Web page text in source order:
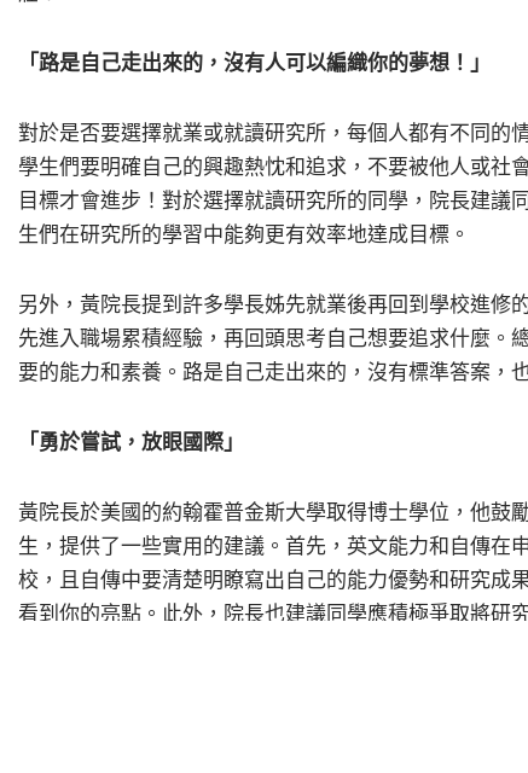
「路是自己走出來的，沒有人可以編織你的夢想！」
對於是否要選擇就業或就讀研究所，每個人都有不同的
學生們要明確自己的興趣熱忱和追求，不要被他人或社
目標才會進步！對於選擇就讀研究所的同學，院長建
生們在研究所的學習中能夠更有效率地達成目標。
另外，黃院長提到許多學長姊先就業後再回到學校進
先進入職場累積經驗，再回頭思考自己想要追求什麼。
要的能力和素養。路是自己走出來的，沒有標準答案，
「勇於嘗試，放眼國際」
黃院長於美國的約翰霍普金斯大學取得博士學位，他鼓
生，提供了一些實用的建議。首先，英文能力和自傳在
校，且自傳中要清楚明瞭寫出自己的能力優勢和研究成
看到你的亮點。此外，院長也建議同學應積極爭取將研